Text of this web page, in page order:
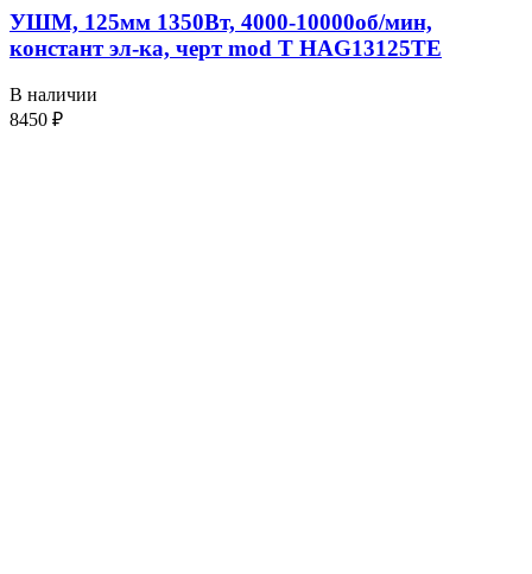
УШМ, 125мм 1350Вт, 4000-10000об/мин,
констант эл-ка, черт mod T HAG13125TE
В наличии
8450 ₽